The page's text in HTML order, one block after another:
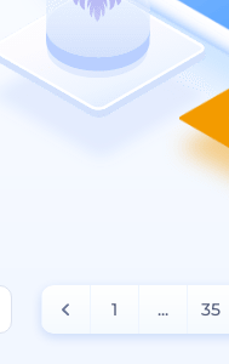
1 ... 35